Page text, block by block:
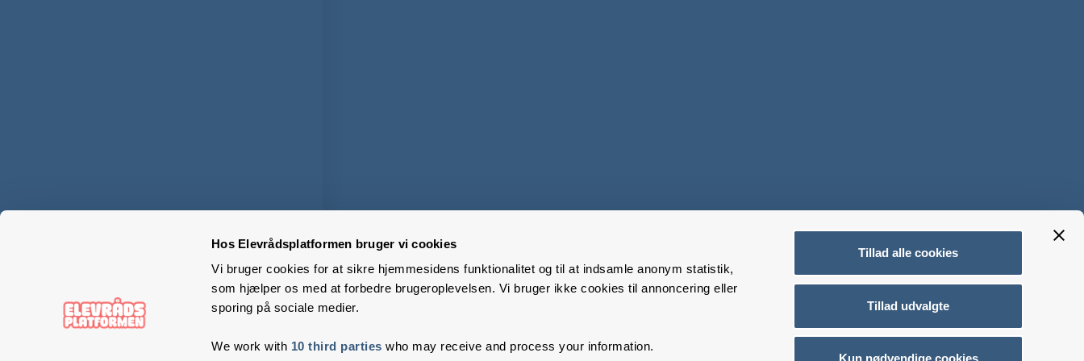
Hos Elevrådsplatformen bruger vi cookies
Vi bruger cookies for at sikre hjemmesidens funktionalitet og til at indsamle anonym statistik,
som hjælper os med at forbedre brugeroplevelsen. Vi bruger ikke cookies til annoncering eller
sporing på sociale medier.
We work with 10 third parties who may receive and process your information.
Tillad alle cookies
Tillad udvalgte
Kun nødvendige cookies